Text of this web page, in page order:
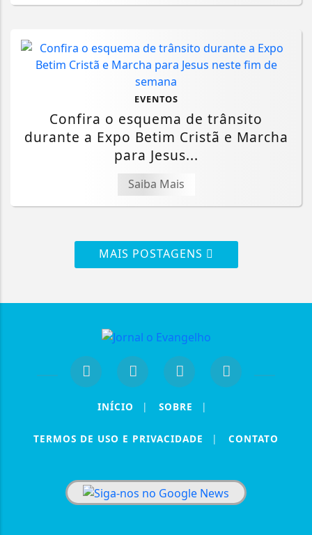
EVENTOS
Confira o esquema de trânsito
durante a Expo Betim Cristã e Marcha
para Jesus...
Saiba Mais
MAIS POSTAGENS
INÍCIO | SOBRE |
TERMOS DE USO E PRIVACIDADE | CONTATO
Termos de Uso e Privacidade
experiência de navegação. Ao continuar o acesso,
entendemos que você concorda com nossos Termos